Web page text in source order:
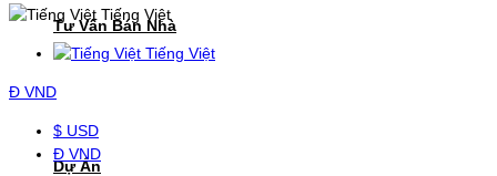
Tư Vấn Bán Nhà
Dự Án
Tiếng Việt
Tiếng Việt
Đ VND
$ USD
Đ VND